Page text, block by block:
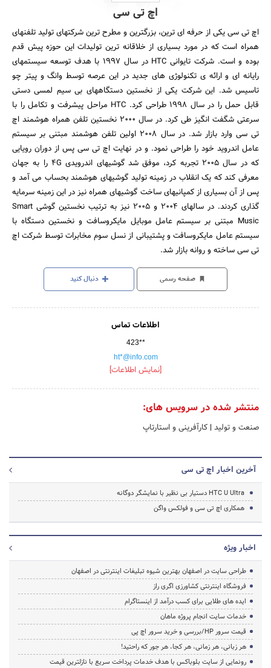
اچ تی سی
اچ تی سی یکی از حرفه ای ترین، بزرگترین و مطرح ترین شرکتهای تولید تلفنهای
همراه است که در مورد بسیاری از خلاقانه ترین تولیدات این حوزه پیش قدم
بوده و است. شرکت تایوانی HTC در سال 1997 با هدف توسعه سیستمهای
رایانه ای و ارائه ی تکنولوژی های جدید در این عرصه توسط وانگ و پیتر چو
تاسیس شد. این شرکت یکی از نخستین دستگاههای بی سیم لمسی دستی
قابل حمل را در سال 1998 طراحی کرد. HTC مراحل پیشرفت و تکامل را با
سرعتی شگفت انگیز طی کرد. در سال 2000 نخستین تلفن همراه هوشمند اچ
تی سی وارد بازار شد. در سال 2008 اولین تلفن هوشمند مبتنی بر سیستم
عامل اندروید خود را طراحی نمود. و در نهایت اچ تی سی پس از دوران رویایی
که در سال 2005 تجربه کرد، موفق شد گوشیهای اندرویدی 4G را به جهان
معرفی کند که یک انقلاب در زمینه تولید گوشیهای هوشمند بحساب می آمد و
پس از آن بسیاری از کمپانیهای ساخت گوشیهای همراه نیز در این زمینه سرمایه
گذاری کردند. در سالهای 2004 و 2005 نیز به ترتیب نخستین گوشی Smart
Music مبتنی بر سیستم عامل موبایل مایکروسافت و نخستین دستگاه با
سیستم عامل مایکروسافت و پشتیبانی از نسل سوم مخابرات توسط شرکت اچ
تی سی ساخته و روانه بازار شد.
صفحه رسمی دنبال کنید
اطلاعات تماس
423**
ht*@info.com
[نمایش اطلاعات]
منتشر شده در سرویس های:
صنعت و تولید | کارآفرینی و استارتاپ
آخرین اخبار اچ تی سی
HTC U Ultra دستیار بی نظیر با نمایشگر دوگانه
همکاری اچ تی سی و فولکس واگن
اخبار ویژه
طراحی سایت در اصفهان بهترین شیوه تبلیغات اینترنتی در اصفهان
فروشگاه اینترنتی کشاورزی اگری راز
ایده های طلایی برای کسب درآمد از اینستاگرام
خدمات سایت انجام پروژه ماهان
قیمت سرور HP/بررسی و خرید سرور اچ پی
هر زبانی، هر زمانی، هر کجا، هر جور که راحتید!
رونمایی از سایت بلوباکس با هدف خدمات پرداخت سریع با نازلترین قیمت